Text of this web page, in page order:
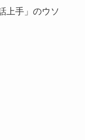
上手」のウソ